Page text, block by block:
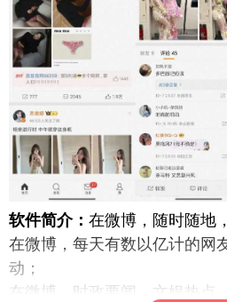
软件简介： 在微博，随时随地
在微博，每天有数以亿计的网
动；
在微博，时政要闻、文娱热点